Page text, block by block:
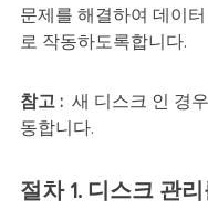
문제를 해결하여 데이
로 작동하도록합니다.
참고 : 새 디스크 인 경
동합니다.
절차 1. 디스크 관